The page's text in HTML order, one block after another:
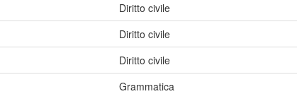
Diritto civile
Diritto civile
Diritto civile
Grammatica